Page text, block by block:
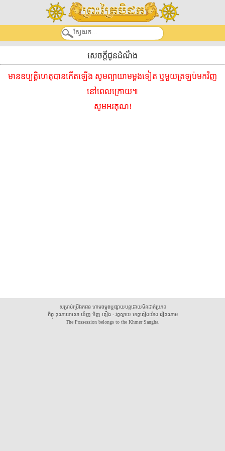
សេចក្តីជូនដំណឹង
មានឧប្បត្តិហេតុបានកើតឡើង សូមព្យាយាមម្ដងទៀត ឬមួយត្រឡប់មកវិញ
នៅពេលក្រោយ៕
សូមអរគុណ!
សម្រាប់ប្រើឯកជន ហាមចម្លងឬផ្សាយបន្តដោយមិនដាក់ប្រភព
ភិក្ខុ គុណឃោសោ យ័ញ មិញ គឿង - វត្តស្វាយ ខេត្តគៀងយ៉ាង វៀតណាម
The Possession belongs to the Khmer Sangha.